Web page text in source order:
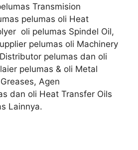
Transmision
pelumas oli Heat
oli pelumas Spindel Oil,
pelumas oli Machinery
pelumas dan oli
pelumas & oli Metal
Agen
dan oli Heat Transfer Oils
Lainnya.